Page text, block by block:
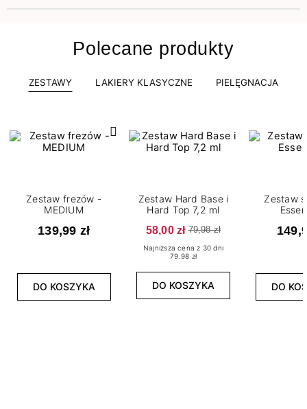
Polecane produkty
ZESTAWY LAKIERY KLASYCZNE PIELĘGNACJA
Zestaw frezów -
MEDIUM
139,99 zł
DO KOSZYKA
Zestaw Hard Base i
Hard Top 7,2 ml
58,00 zł 79,98 zł
Najniższa cena z 30 dni
79.98 zł
DO KOSZYKA
Zestaw
DO